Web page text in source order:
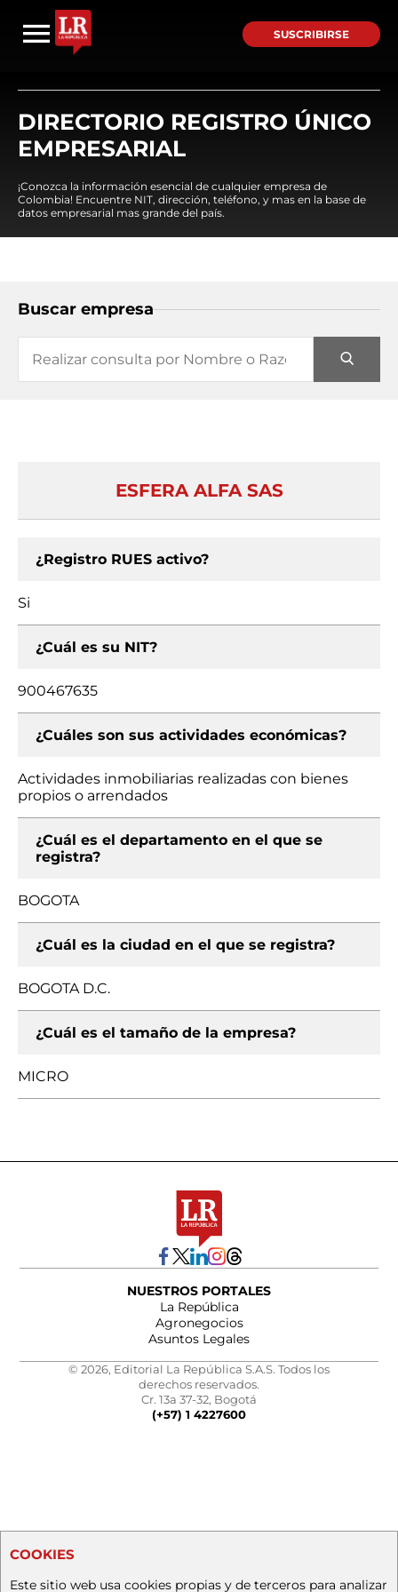
SUSCRIBIRSE
DIRECTORIO REGISTRO ÚNICO
EMPRESARIAL
¡Conozca la información esencial de cualquier empresa de
Colombia! Encuentre NIT, dirección, teléfono, y mas en la base de
datos empresarial mas grande del país.
Buscar empresa
ESFERA ALFA SAS
¿Registro RUES activo?
Si
¿Cuál es su NIT?
900467635
¿Cuáles son sus actividades económicas?
Actividades inmobiliarias realizadas con bienes
propios o arrendados
¿Cuál es el departamento en el que se
registra?
BOGOTA
¿Cuál es la ciudad en el que se registra?
BOGOTA D.C.
¿Cuál es el tamaño de la empresa?
MICRO
NUESTROS PORTALES
La República
Agronegocios
Asuntos Legales
© 2026, Editorial La República S.A.S. Todos los
derechos reservados.
Cr. 13a 37-32, Bogotá
(+57) 1 4227600
COOKIES
Este sitio web usa cookies propias y de terceros para analizar